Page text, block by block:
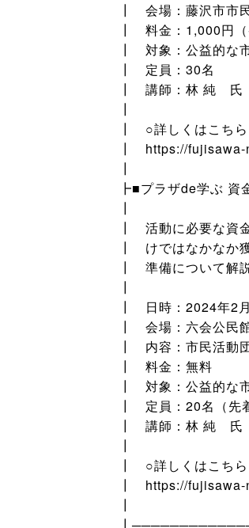
┃ 会場：藤沢市市
┃ 料金：1,000円（
┃ 対象：公益的な市
┃ 定員：30名
┃ 講師：林 純 氏（
┃
┃ ○詳しくはこちら
┃ https://fujisawa-
┃
┣■プラザde学ぶ 資
┃
┃ 活動に必要な資
┃ けではなかなか
┃ 準備について解説
┃
┃ 日時：2024年2
┃ 会場：六会公民
┃ 内容：市民活動
┃ 料金：無料
┃ 対象：公益的な市
┃ 定員：20名（先
┃ 講師：林 純 氏（
┃
┃ ○詳しくはこちら
┃ https://fujisawa-
┃